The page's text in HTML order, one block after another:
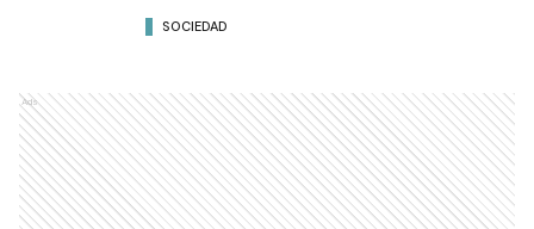
SOCIEDAD
Ads